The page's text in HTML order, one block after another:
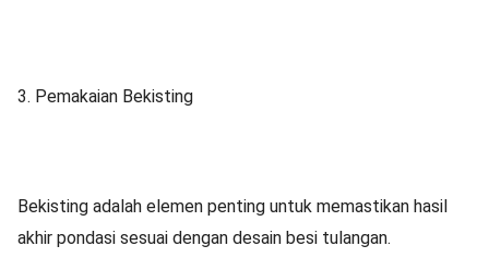
3. Pemakaian Bekisting
Bekisting adalah elemen penting untuk memastikan hasil
akhir pondasi sesuai dengan desain besi tulangan.